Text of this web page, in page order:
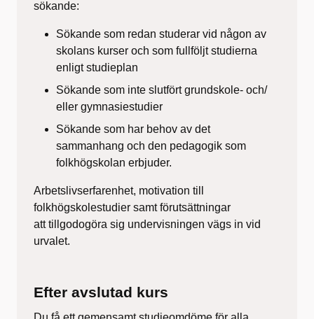
sökande:
Sökande som redan studerar vid någon av
skolans kurser och som fullföljt studierna
enligt studieplan
Sökande som inte slutfört grundskole- och/
eller gymnasiestudier
Sökande som har behov av det
sammanhang och den pedagogik som
folkhögskolan erbjuder.
Arbetslivserfarenhet, motivation till
folkhögskolestudier samt förutsättningar
att tillgodogöra sig undervisningen vägs in vid
urvalet.
Efter avslutad kurs